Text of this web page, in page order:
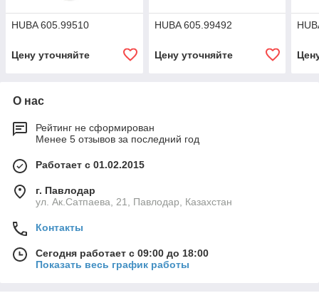
HUBA 605.99510
Цену уточняйте
HUBA 605.99492
Цену уточняйте
О нас
Рейтинг не сформирован
Менее 5 отзывов за последний год
Работает с 01.02.2015
г. Павлодар
ул. Ак.Сатпаева, 21, Павлодар, Казахстан
Контакты
Сегодня работает с 09:00 до 18:00
Показать весь график работы